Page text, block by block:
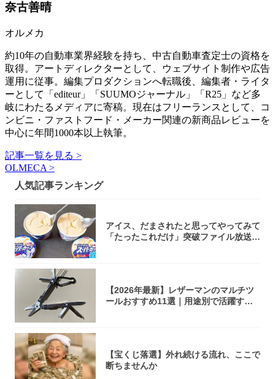
奈古善晴
オルメカ
約10年の自動車業界経験を持ち、中古自動車査定士の資格を
取得。アートディレクターとして、ウェブサイト制作や広告
運用に従事。編集プロダクションへ転職後、編集者・ライタ
ーとして「editeur」「SUUMOジャーナル」「R25」など多
岐にわたるメディアに寄稿。現在はフリーランスとして、コ
ンビニ・ファストフード・メーカー関連の新商品レビューを
中心に年間1000本以上執筆。
記事一覧を見る >
OLMECA >
人気記事ランキング
アイス、だまされたと思ってやってみて
「たったこれだけ」突破ファイル放送で
【2026年最新】レザーマンのマルチツ
ールおすすめ11選｜用途別で活躍する
【宝くじ落選】外れ続ける流れ、ここで
断ちませんか